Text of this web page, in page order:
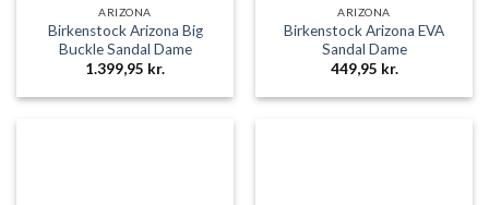
ARIZONA
Birkenstock Arizona Big
Buckle Sandal Dame
1.399,95 kr.
ARIZONA
Birkenstock Arizona EVA
Sandal Dame
449,95 kr.